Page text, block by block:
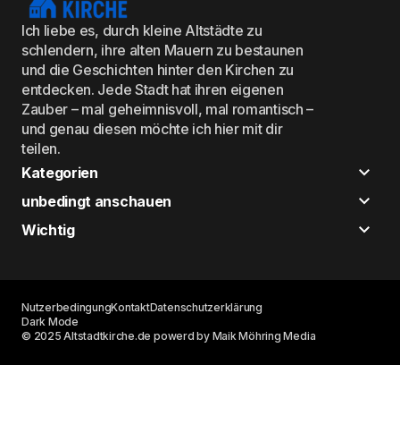
Ich liebe es, durch kleine Altstädte zu
schlendern, ihre alten Mauern zu bestaunen
und die Geschichten hinter den Kirchen zu
entdecken. Jede Stadt hat ihren eigenen
Zauber – mal geheimnisvoll, mal romantisch –
und genau diesen möchte ich hier mit dir
teilen.
Kategorien
unbedingt anschauen
Wichtig
© 2025 Altstadtkirche.de powerd by Maik Möhring Media
NutzerbedingungKontaktDatenschutzerklärung
Dark Mode